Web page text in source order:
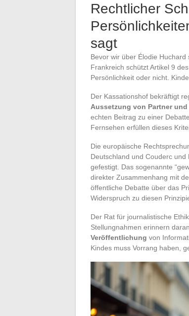
Rechtlicher
sagt
Bevor wir über Élodie
Frankreich schützt Artikel 9
Persönlichkeit oder nicht.
Der Kassationshof bekräftigt
Aussetzung von Partner
echten Beitrag zu einer
Fernsehen erfüllen dieses
Die europäische
Deutschland und Couderc
gefestigt. Das sogenannte
direkter Zusammenhang mit
öffentliche Debatte über das
Widerspruch zu diesen
Der Rat für journalistische
Stellungnahmen erinnern
Veröffentlichung von
Kindes muss Vorrang haben,